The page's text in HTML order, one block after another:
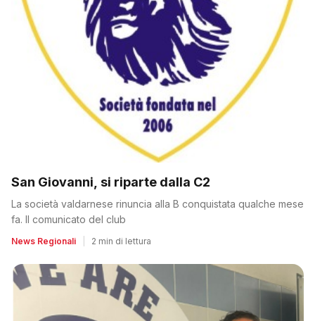
San Giovanni, si riparte dalla C2
La società valdarnese rinuncia alla B conquistata qualche mese
fa. Il comunicato del club
News Regionali 2 min di lettura